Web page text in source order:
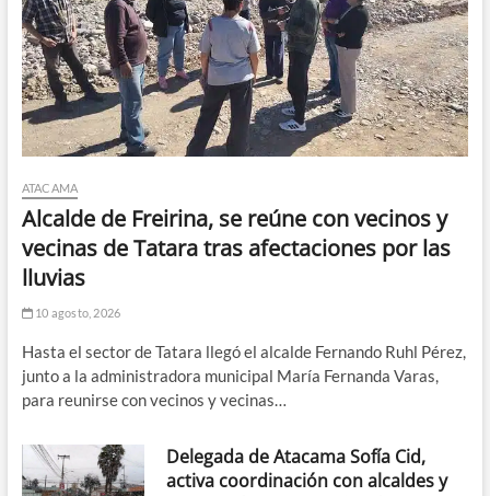
ATACAMA
Alcalde de Freirina, se reúne con vecinos y
vecinas de Tatara tras afectaciones por las
lluvias
10 agosto, 2026
Hasta el sector de Tatara llegó el alcalde Fernando Ruhl Pérez,
junto a la administradora municipal María Fernanda Varas,
para reunirse con vecinos y vecinas…
Delegada de Atacama Sofía Cid,
activa coordinación con alcaldes y